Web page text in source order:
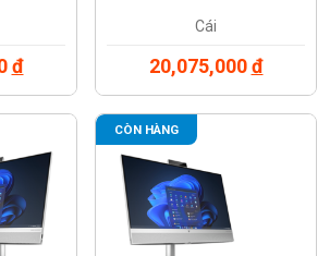
đ
Cái
20,075,000đ
CÒN HÀNG